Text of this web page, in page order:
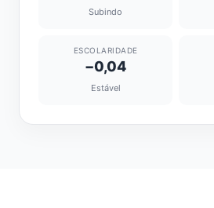
Subindo
ESCOLARIDADE
−0,04
Estável